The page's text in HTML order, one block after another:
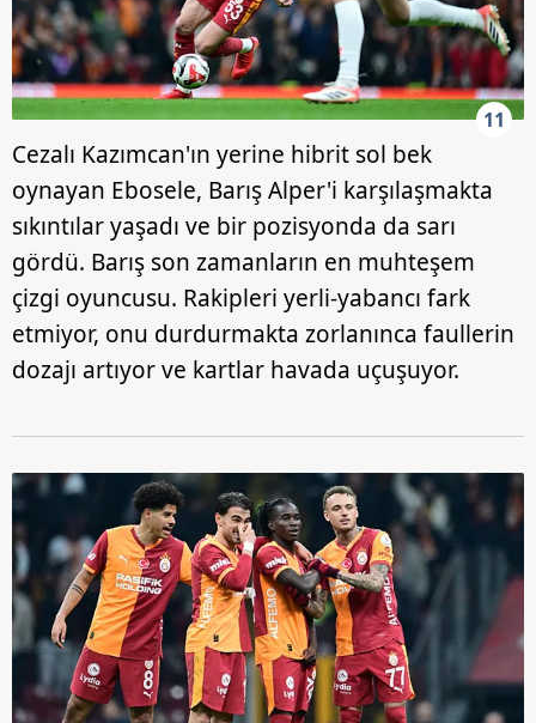
11
Cezalı Kazımcan'ın yerine hibrit sol bek
oynayan Ebosele, Barış Alper'i karşılaşmakta
sıkıntılar yaşadı ve bir pozisyonda da sarı
gördü. Barış son zamanların en muhteşem
çizgi oyuncusu. Rakipleri yerli-yabancı fark
etmiyor, onu durdurmakta zorlanınca faullerin
dozajı artıyor ve kartlar havada uçuşuyor.